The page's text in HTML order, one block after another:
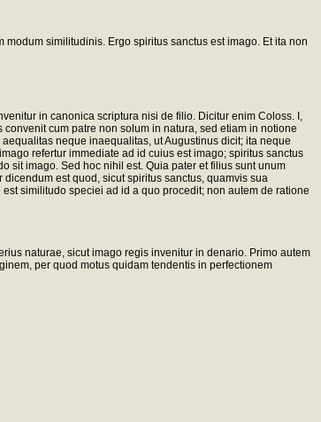
similitudinis. Ergo spiritus sanctus est imago. Et ita non
in canonica scriptura nisi de filio. Dicitur enim Coloss. I,
cum patre non solum in natura, sed etiam in notione
neque inaequalitas, ut Augustinus dicit; ita neque
refertur immediate ad id cuius est imago; spiritus sanctus
sit imago. Sed hoc nihil est. Quia pater et filius sunt unum
est quod, sicut spiritus sanctus, quamvis sua
similitudo speciei ad id a quo procedit; non autem de ratione
naturae, sicut imago regis invenitur in denario. Primo autem
per quod motus quidam tendentis in perfectionem